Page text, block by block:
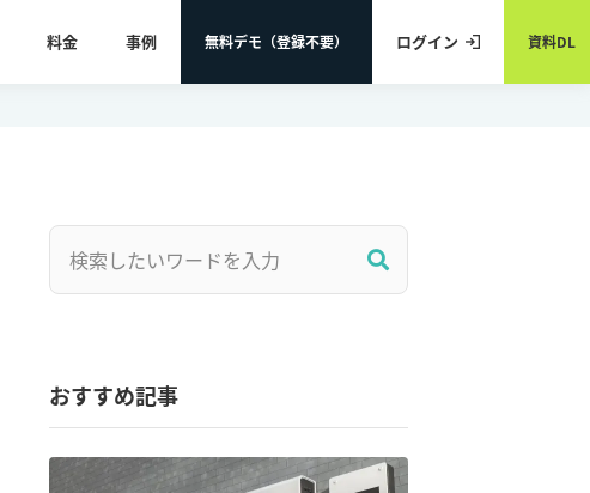
料金 事例 無料デモ（登録不要） ログイン 資料DL
おすすめ記事